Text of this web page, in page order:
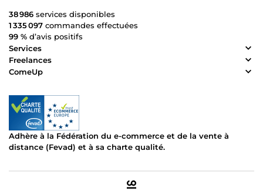
38 986 services disponibles
1 335 097 commandes effectuées
99 % d’avis positifs
Services
Freelances
ComeUp
Adhère à la Fédération du e-commerce et de la vente à
distance (Fevad) et à sa charte qualité.